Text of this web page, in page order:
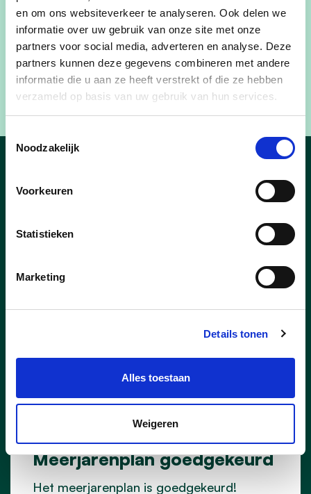
en om ons websiteverkeer te analyseren. Ook delen we
informatie over uw gebruik van onze site met onze
partners voor social media, adverteren en analyse. Deze
partners kunnen deze gegevens combineren met andere
informatie die u aan ze heeft verstrekt of die ze hebben
verzameld op basis van uw gebruik van hun services.
Toestemmingsselectie
Noodzakelijk
Voorkeuren
Statistieken
Marketing
Details tonen
Alles toestaan
Weigeren
Nieuws
Meerjarenplan goedgekeurd
Het meerjarenplan is goedgekeurd!